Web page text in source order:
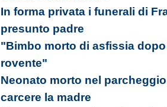
In forma privata i funerali di
presunto padre
"Bimbo morto di asfissia
rovente"
Neonato morto nel
carcere la madre